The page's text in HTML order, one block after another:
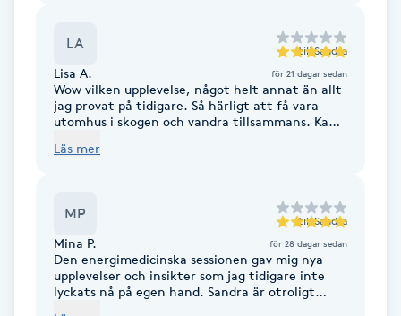
Cryoterapi
Diamantslipning
LA till Sandra
Lisa A. för 21 dagar sedan
Wow vilken upplevelse, något helt annat än allt
jag provat på tidigare. Så härligt att få vara
utomhus i skogen och vandra tillsammans. Kan
Läs mer
MP till Sandra
Mina P. för 28 dagar sedan
Den energimedicinska sessionen gav mig nya
upplevelser och insikter som jag tidigare inte
lyckats nå på egen hand. Sandra är otroligt